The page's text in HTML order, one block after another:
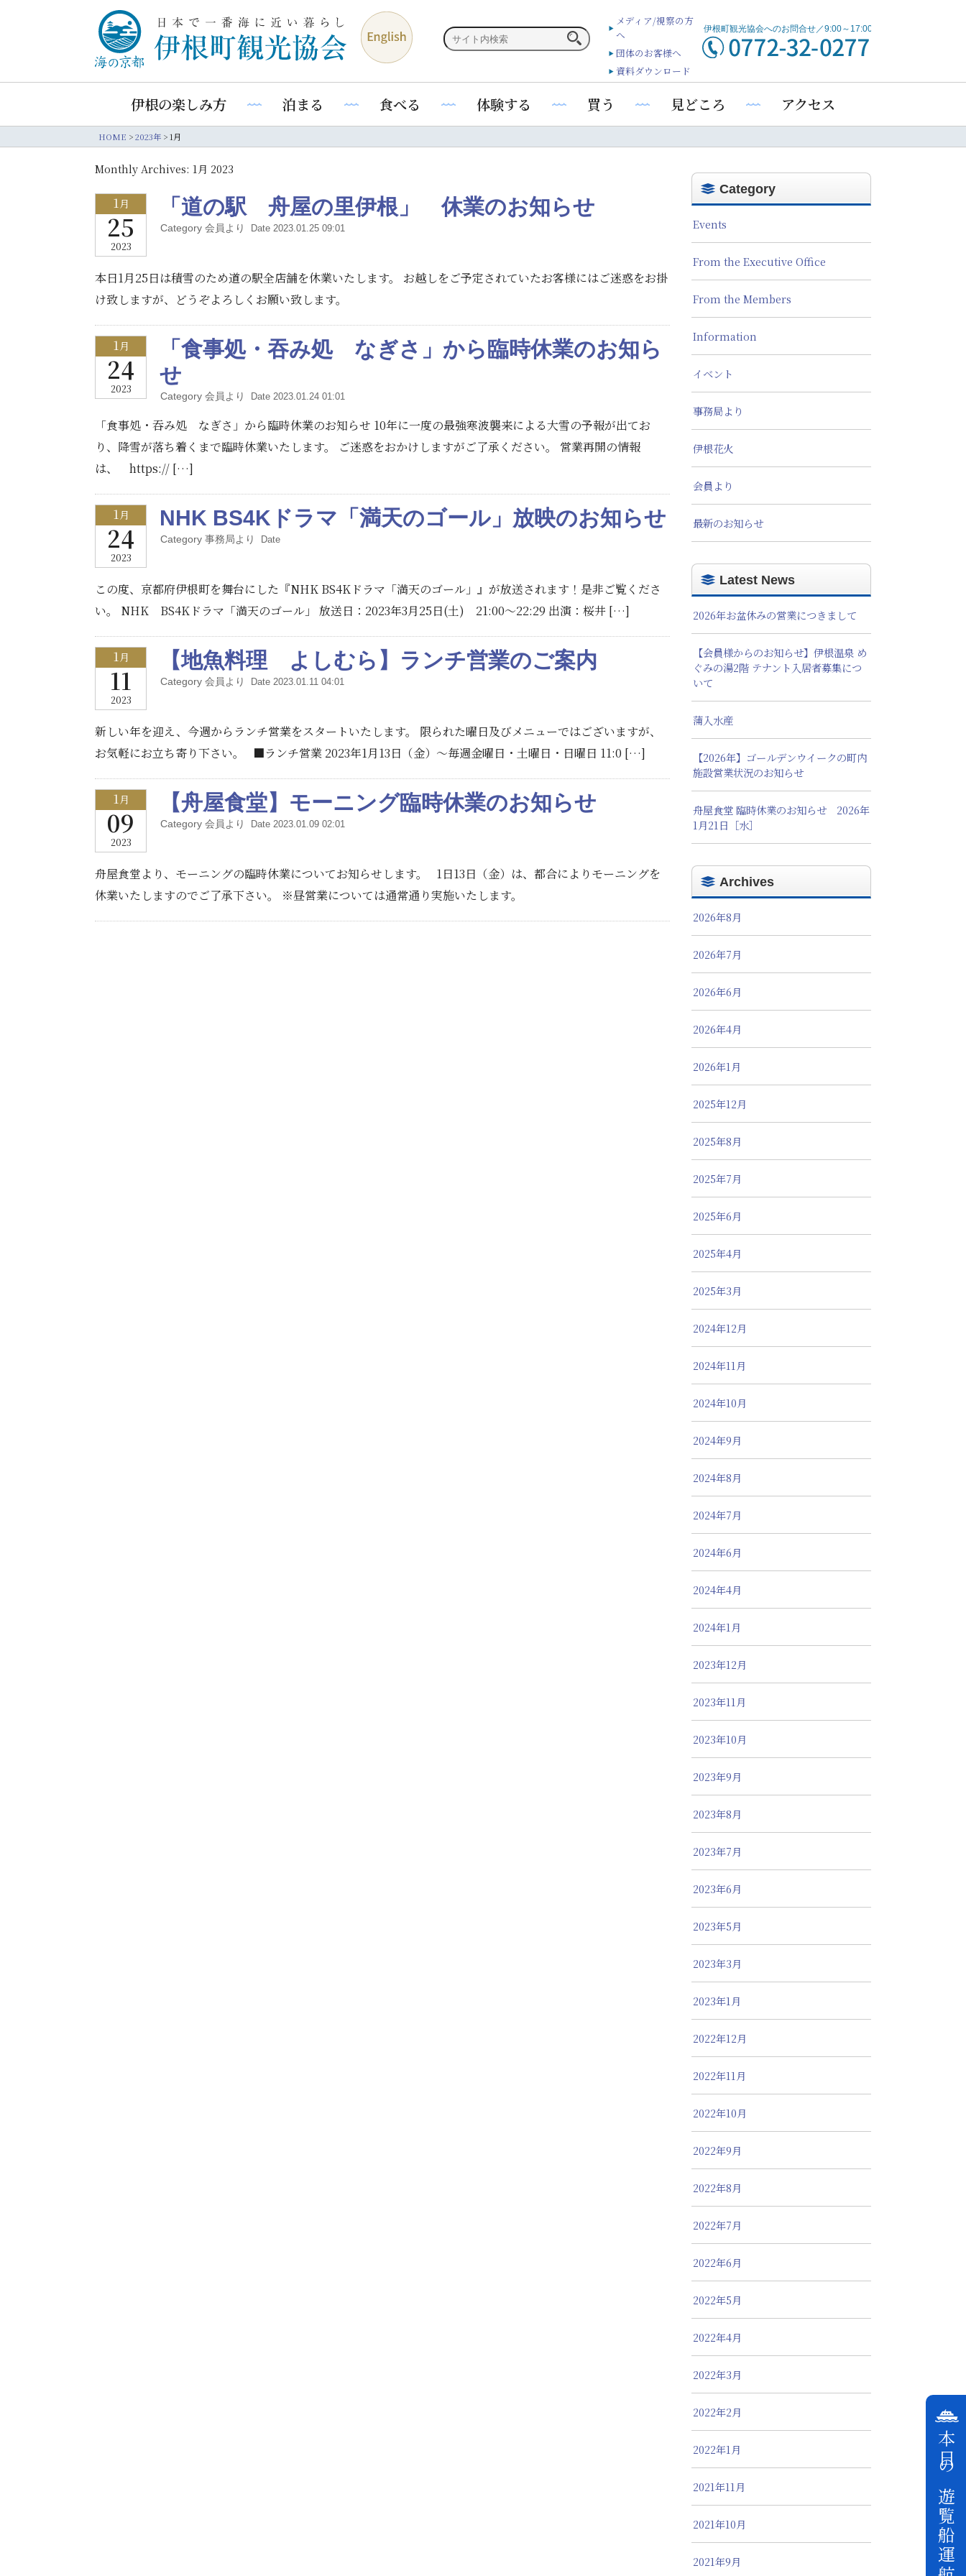
メディア/視察の方
へ
団体のお客様へ
資料ダウンロード
伊根の楽しみ方 泊まる 食べる 体験する 買う 見どころ アクセス
本日の遊覧船運航状況
HOME >2023年 >1月
Monthly Archives: 1月 2023
1月
25
2023
「道の駅 舟屋の里伊根」 休業のお知らせ
Category 会員より Date 2023.01.25 09:01
本日1月25日は積雪のため道の駅全店舗を休業いたします。 お越しをご予定されていたお客様にはご迷惑をお掛
け致しますが、どうぞよろしくお願い致します。
1月
24
2023
「食事処・吞み処 なぎさ」から臨時休業のお知ら
せ
Category 会員より Date 2023.01.24 01:01
「食事処・吞み処 なぎさ」から臨時休業のお知らせ 10年に一度の最強寒波襲来による大雪の予報が出てお
り、降雪が落ち着くまで臨時休業いたします。 ご迷惑をおかけしますがご了承ください。 営業再開の情報
は、 https:// […]
1月
24
2023
NHK BS4Kドラマ「満天のゴール」放映のお知らせ
Category 事務局より Date
この度、京都府伊根町を舞台にした『NHK BS4Kドラマ「満天のゴール」』が放送されます！是非ご覧くださ
い。 NHK BS4Kドラマ「満天のゴール」 放送日：2023年3月25日(土) 21:00～22:29 出演：桜井 […]
1月
11
2023
【地魚料理 よしむら】ランチ営業のご案内
Category 会員より Date 2023.01.11 04:01
新しい年を迎え、今週からランチ営業をスタートいたします。 限られた曜日及びメニューではございますが、
お気軽にお立ち寄り下さい。 ■ランチ営業 2023年1月13日（金）～毎週金曜日・土曜日・日曜日 11:0 […]
1月
09
2023
【舟屋食堂】モーニング臨時休業のお知らせ
Category 会員より Date 2023.01.09 02:01
舟屋食堂より、モーニングの臨時休業についてお知らせします。 1日13日（金）は、都合によりモーニングを
休業いたしますのでご了承下さい。 ※昼営業については通常通り実施いたします。
Category
Events
From the Executive Office
From the Members
Information
イベント
事務局より
伊根花火
会員より
最新のお知らせ
Latest News
2026年お盆休みの営業につきまして
【会員様からのお知らせ】伊根温泉 め
ぐみの湯2階 テナント入居者募集につ
いて
蒲入水産
【2026年】ゴールデンウイークの町内
施設営業状況のお知らせ
舟屋食堂 臨時休業のお知らせ 2026年
1月21日［水］
Archives
2026年8月
2026年7月
2026年6月
2026年4月
2026年1月
2025年12月
2025年8月
2025年7月
2025年6月
2025年4月
2025年3月
2024年12月
2024年11月
2024年10月
2024年9月
2024年8月
2024年7月
2024年6月
2024年4月
2024年1月
2023年12月
2023年11月
2023年10月
2023年9月
2023年8月
2023年7月
2023年6月
2023年5月
2023年3月
2023年1月
2022年12月
2022年11月
2022年10月
2022年9月
2022年8月
2022年7月
2022年6月
2022年5月
2022年4月
2022年3月
2022年2月
2022年1月
2021年11月
2021年10月
2021年9月